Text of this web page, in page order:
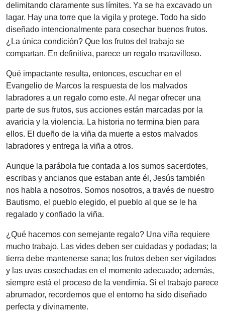
delimitando claramente sus límites. Ya se ha excavado un
lagar. Hay una torre que la vigila y protege. Todo ha sido
diseñado intencionalmente para cosechar buenos frutos.
¿La única condición? Que los frutos del trabajo se
compartan. En definitiva, parece un regalo maravilloso.
Qué impactante resulta, entonces, escuchar en el
Evangelio de Marcos la respuesta de los malvados
labradores a un regalo como este. Al negar ofrecer una
parte de sus frutos, sus acciones están marcadas por la
avaricia y la violencia. La historia no termina bien para
ellos. El dueño de la viña da muerte a estos malvados
labradores y entrega la viña a otros.
Aunque la parábola fue contada a los sumos sacerdotes,
escribas y ancianos que estaban ante él, Jesús también
nos habla a nosotros. Somos nosotros, a través de nuestro
Bautismo, el pueblo elegido, el pueblo al que se le ha
regalado y confiado la viña.
¿Qué hacemos con semejante regalo? Una viña requiere
mucho trabajo. Las vides deben ser cuidadas y podadas; la
tierra debe mantenerse sana; los frutos deben ser vigilados
y las uvas cosechadas en el momento adecuado; además,
siempre está el proceso de la vendimia. Si el trabajo parece
abrumador, recordemos que el entorno ha sido diseñado
perfecta y divinamente.